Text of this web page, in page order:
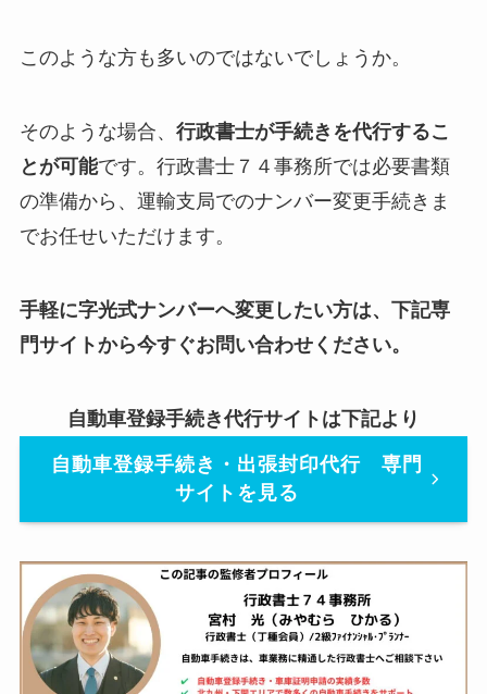
このような方も多いのではないでしょうか。
そのような場合、 行政書士が手続きを代行するこ
とが可能です。行政書士７４事務所では必要書類
の準備から、運輸支局でのナンバー変更手続きま
でお任せいただけます。
手軽に字光式ナンバーへ変更したい方は、下記専
門サイトから今すぐお問い合わせください。
自動車登録手続き代行サイトは下記より
自動車登録手続き・出張封印代行 専門
サイトを見る